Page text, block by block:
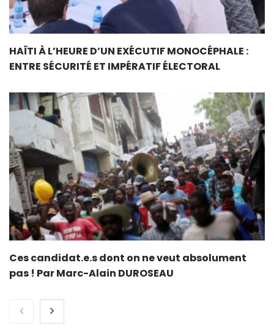
HAÏTI À L’HEURE D’UN EXÉCUTIF MONOCÉPHALE :
ENTRE SÉCURITÉ ET IMPÉRATIF ÉLECTORAL
Ces candidat.e.s dont on ne veut absolument
pas ! Par Marc-Alain DUROSEAU